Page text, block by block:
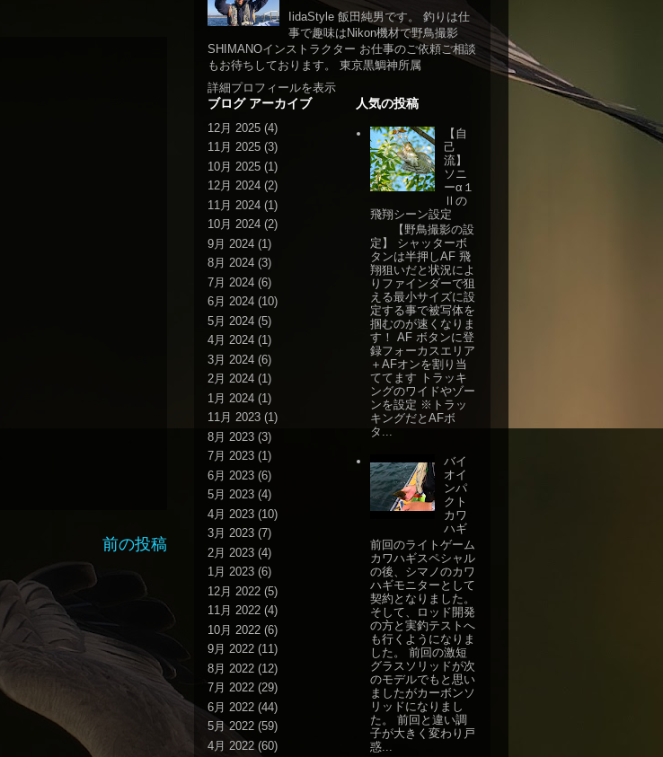
前の投稿
IidaStyle 飯田純男です。 釣りは仕
事で趣味はNikon機材で野鳥撮影
SHIMANOインストラクター お仕事のご依頼ご相談
もお待ちしております。 東京黒鯛神所属
詳細プロフィールを表示
ブログ アーカイブ
12月 2025 (4)
11月 2025 (3)
10月 2025 (1)
12月 2024 (2)
11月 2024 (1)
10月 2024 (2)
9月 2024 (1)
8月 2024 (3)
7月 2024 (6)
6月 2024 (10)
5月 2024 (5)
4月 2024 (1)
3月 2024 (6)
2月 2024 (1)
1月 2024 (1)
11月 2023 (1)
8月 2023 (3)
7月 2023 (1)
6月 2023 (6)
5月 2023 (4)
4月 2023 (10)
3月 2023 (7)
2月 2023 (4)
1月 2023 (6)
12月 2022 (5)
11月 2022 (4)
10月 2022 (6)
9月 2022 (11)
8月 2022 (12)
7月 2022 (29)
6月 2022 (44)
5月 2022 (59)
4月 2022 (60)
人気の投稿
【自
己
流】
ソニ
ーα１
Ⅱの
飛翔シーン設定
【野鳥撮影の設
定】 シャッターボ
タンは半押しAF 飛
翔狙いだと状況によ
りファインダーで狙
える最小サイズに設
定する事で被写体を
掴むのが速くなりま
す！ AF ボタンに登
録フォーカスエリア
＋AFオンを割り当
ててます トラッキ
ングのワイドやゾー
ンを設定 ※トラッ
キングだとAFボ
タ...
バイ
オイ
ンパ
クト
カワ
ハギ
前回のライトゲーム
カワハギスペシャル
の後、シマノのカワ
ハギモニターとして
契約となりました。
そして、ロッド開発
の方と実釣テストへ
も行くようになりま
した。 前回の激短
グラスソリッドが次
のモデルでもと思い
ましたがカーボンソ
リッドになりまし
た。 前回と違い調
子が大きく変わり戸
惑...